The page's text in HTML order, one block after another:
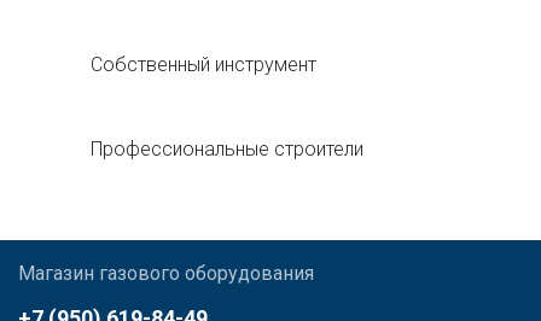
Собственный инструмент
Профессиональные строители
Магазин газового оборудования